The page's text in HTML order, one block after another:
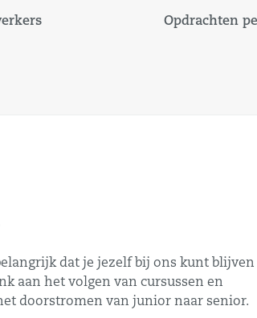
Opdrachten
dat je jezelf bij ons kunt blijven
aan het volgen van cursussen en
doorstromen van junior naar senior.